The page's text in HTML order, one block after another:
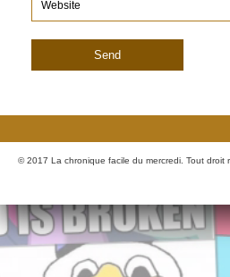
© 2017 La chronique facile du mercredi. Tout droit